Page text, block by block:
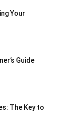
Your
Guide
The Key to